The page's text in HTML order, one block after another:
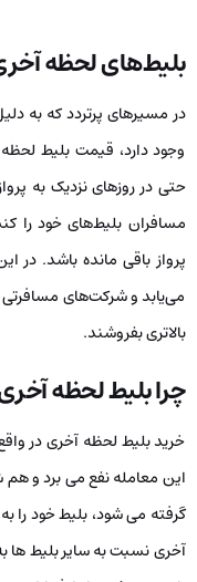
بلیط‌های لحظه
در مسیرهای پرتردد که به
وجود دارد، قیمت بلیط
حتی در روزهای نزدیک به
مسافران بلیط‌های خود را
پرواز باقی مانده باشد. در
می‌یابد و شرکت‌های مسافرتی
بالاتری بفروشند.
چرا بلیط لحظه
خرید بلیط لحظه آخری در
این معامله نفع می‌ برد و هم
گرفته می‌ شود، بلیط خود را
آخری نسبت به سایر بلیط